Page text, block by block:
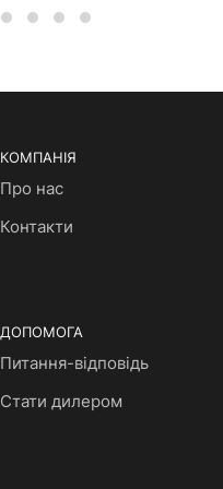
КОМПАНІЯ
Про нас
Контакти
ДОПОМОГА
Питання-відповідь
Стати дилером